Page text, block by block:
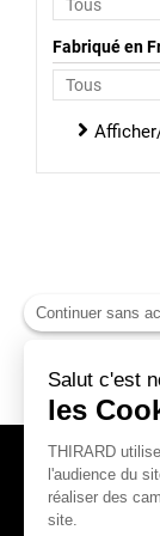
Fabriqué en
Continuer sans
Salut c'est
les
THIRARD
l'audience du
réaliser des
site.